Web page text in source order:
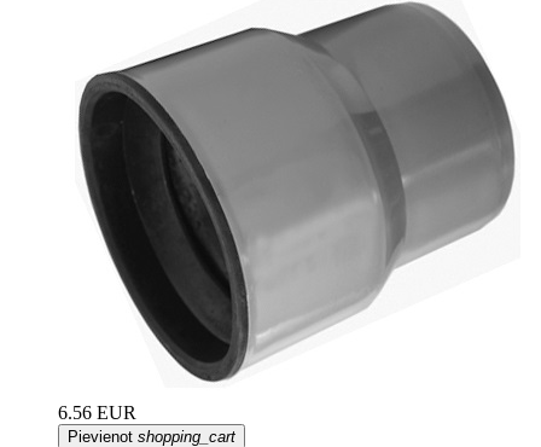
6.56 EUR
Pievienot shopping_cart